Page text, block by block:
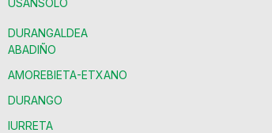
USANSOLO
DURANGALDEA
ABADIÑO
AMOREBIETA-ETXANO
DURANGO
IURRETA